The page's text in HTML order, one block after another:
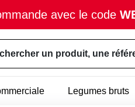
avec le code
un produit, une
Legumes bruts